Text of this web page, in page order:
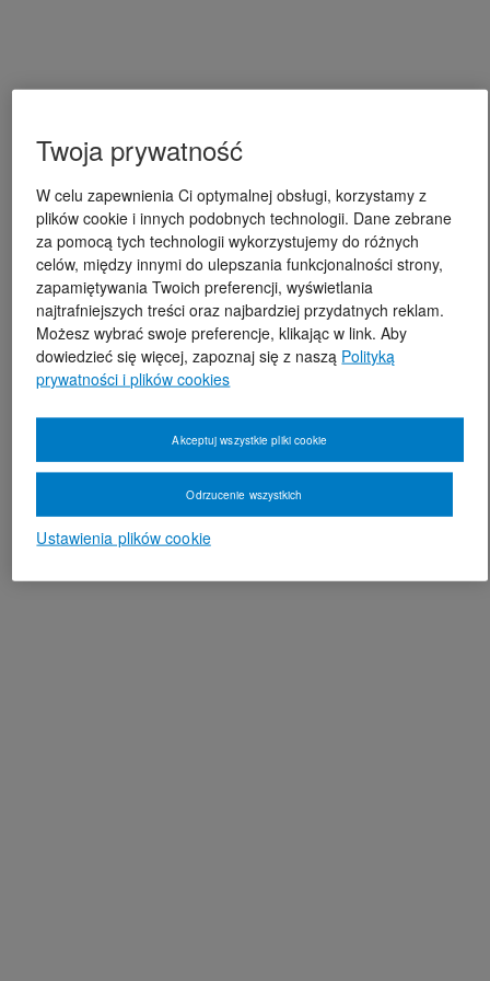
Twoja prywatność
W celu zapewnienia Ci optymalnej obsługi, korzystamy z
plików cookie i innych podobnych technologii. Dane zebrane
za pomocą tych technologii wykorzystujemy do różnych
celów, między innymi do ulepszania funkcjonalności strony,
zapamiętywania Twoich preferencji, wyświetlania
najtrafniejszych treści oraz najbardziej przydatnych reklam.
Możesz wybrać swoje preferencje, klikając w link. Aby
dowiedzieć się więcej, zapoznaj się z naszą Polityką
prywatności i plików cookies
Ustawienia plików cookie
Odrzucenie wszystkich
Akceptuj wszystkie pliki cookie